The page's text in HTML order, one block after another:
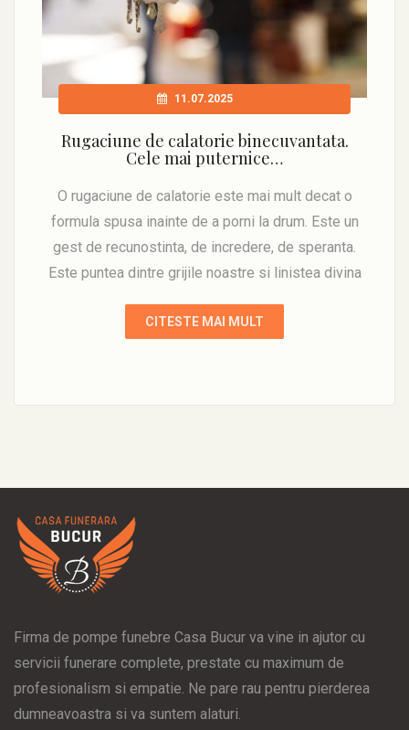
11.07.2025
Rugaciune de calatorie binecuvantata.
Cele mai puternice…
O rugaciune de calatorie este mai mult decat o
formula spusa inainte de a porni la drum. Este un
gest de recunostinta, de incredere, de speranta.
Este puntea dintre grijile noastre si linistea divina
CITESTE MAI MULT
Firma de pompe funebre Casa Bucur va vine in ajutor cu
servicii funerare complete, prestate cu maximum de
profesionalism si empatie. Ne pare rau pentru pierderea
dumneavoastra si va suntem alaturi.